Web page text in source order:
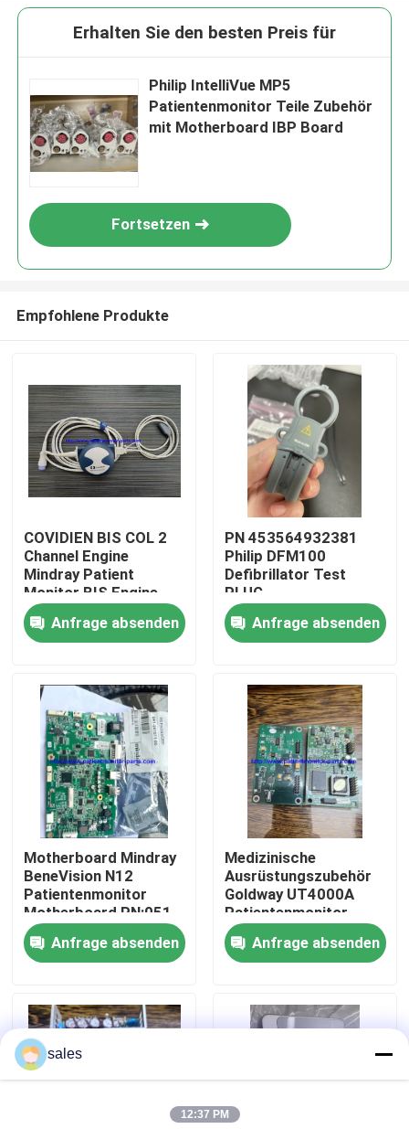
Zu Hause
Videos
Über uns
Werksbesichtigung
Qualitätskontrolle
Kontakt mit uns
Bitte um ein Angebot
Teile für Patientenmonitore
Patientenmonitormodul
Erhalten Sie den besten Preis für
Philip IntelliVue MP5
Patientenmonitor Teile Zubehör
mit Motherboard IBP Board
Fortsetzen
Empfohlene Produkte
COVIDIEN BIS COL 2
Channel Engine
Mindray Patient
Monitor BIS Engine,
BIS Konverter, BIS
Prozessor
Anfrage absenden
PN 453564932381
Philip DFM100
Defibrillator Test
PLUG
REF:989803171271
Anfrage absenden
Motherboard Mindray
BeneVision N12
Patientenmonitor
Motherboard PN:051-
002717-00
Anfrage absenden
Medizinische
Ausrüstungszubehör
Goldway UT4000A
Patientenmonitor
Blutsauerstoffplatine
Anfrage absenden
sales
12:37 PM